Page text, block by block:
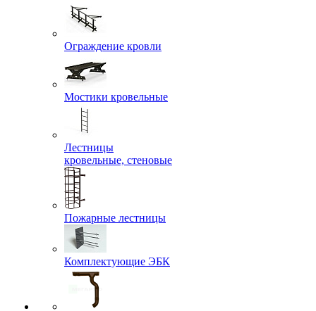
Ограждение кровли
Мостики кровельные
Лестницы
кровельные, стеновые
Пожарные лестницы
Комплектующие ЭБК